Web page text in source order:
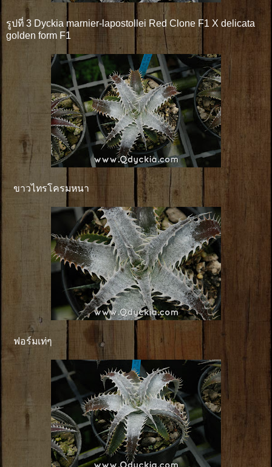
รูปที่ 3 Dyckia marnier-lapostollei Red Clone F1 X delicata
golden form F1
ขาวไทรโครมหนา
ฟอร์มเท่ๆ